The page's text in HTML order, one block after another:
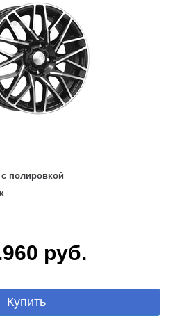
полировкой
руб.